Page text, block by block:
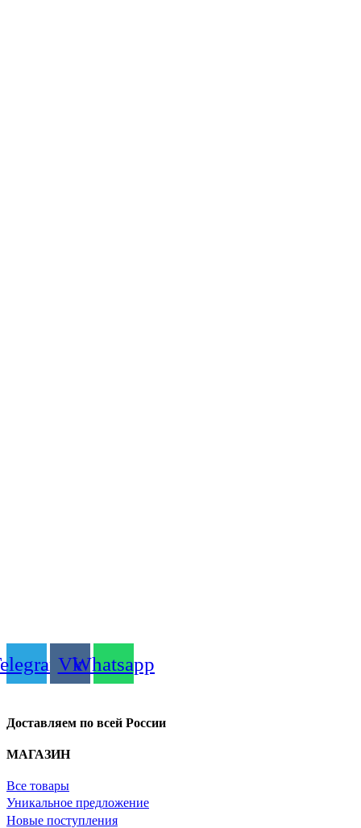
VkWhatsapp
Доставляем по всей России
МАГАЗИН
Все товары
Уникальное предложение
Новые поступления